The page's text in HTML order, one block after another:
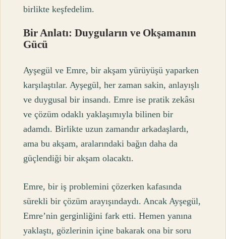
birlikte keşfedelim.
Bir Anlatı: Duyguların ve Okşamanın
Gücü
Ayşegül ve Emre, bir akşam yürüyüşü yaparken
karşılaştılar. Ayşegül, her zaman sakin, anlayışlı
ve duygusal bir insandı. Emre ise pratik zekâsı
ve çözüm odaklı yaklaşımıyla bilinen bir
adamdı. Birlikte uzun zamandır arkadaşlardı,
ama bu akşam, aralarındaki bağın daha da
güçlendiği bir akşam olacaktı.
Emre, bir iş problemini çözerken kafasında
sürekli bir çözüm arayışındaydı. Ancak Ayşegül,
Emre’nin gerginliğini fark etti. Hemen yanına
yaklaştı, gözlerinin içine bakarak ona bir soru